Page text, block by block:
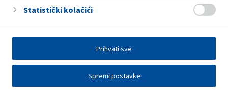
Statistički kolačići
Spremi postavke
Prihvati sve